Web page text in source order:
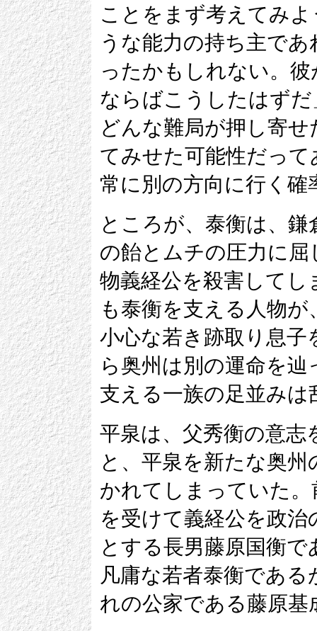
ことをまず考えてみ
うな能力の持ち主で
ったかもしれない。
ならばこうしたはず
どんな難局が押し寄
てみせた可能性だっ
常に別の方向に行く
ところが、泰衡は、
の飴とムチの圧力に
物義経公を殺害して
も泰衡を支える人物
小心な若き跡取り息
ら奥州は別の運命を
支える一族の足並み
平泉は、父秀衡の意
と、平泉を新たな奥
かれてしまっていた
を受けて義経公を政
とする長男藤原国衡
凡庸な若者泰衡であ
れの公家である藤原